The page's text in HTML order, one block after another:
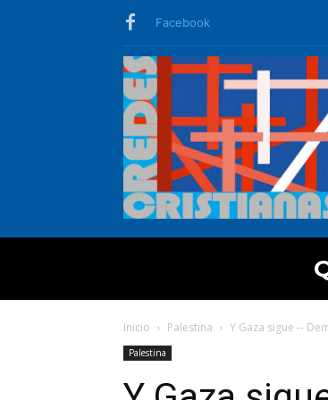
Facebook
Inicio Palestina Y Gaza sigue --
Palestina